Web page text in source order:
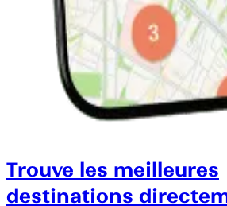
Trouve les meilleures
destinations